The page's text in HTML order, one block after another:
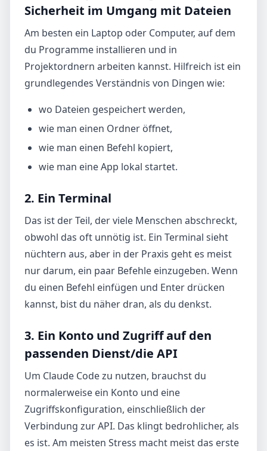
Sicherheit im Umgang mit Dateien
Am besten ein Laptop oder Computer, auf dem
du Programme installieren und in
Projektordnern arbeiten kannst. Hilfreich ist ein
grundlegendes Verständnis von Dingen wie:
wo Dateien gespeichert werden,
wie man einen Ordner öffnet,
wie man einen Befehl kopiert,
wie man eine App lokal startet.
2. Ein Terminal
Das ist der Teil, der viele Menschen abschreckt,
obwohl das oft unnötig ist. Ein Terminal sieht
nüchtern aus, aber in der Praxis geht es meist
nur darum, ein paar Befehle einzugeben. Wenn
du einen Befehl einfügen und Enter drücken
kannst, bist du näher dran, als du denkst.
3. Ein Konto und Zugriff auf den
passenden Dienst/die API
Um Claude Code zu nutzen, brauchst du
normalerweise ein Konto und eine
Zugriffskonfiguration, einschließlich der
Verbindung zur API. Das klingt bedrohlicher, als
es ist. Am meisten Stress macht meist das erste